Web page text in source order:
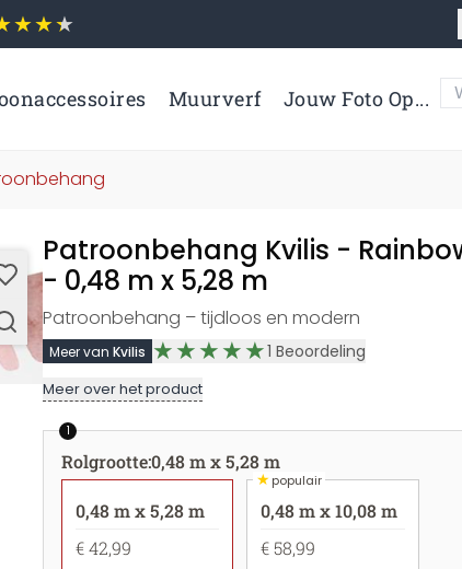
Muurverf Jouw Foto Op...
Patroonbehang Kvilis -
- 0,48 m x 5,28 m
Patroonbehang – tijdloos en modern
Meer van Kvilis 1 Beoordeling
Meer over het product
1
Rolgrootte:0,48 m x 5,28 m
0,48 m x 5,28 m
€ 42,99
★populair
0,48 m x 10,08 m
€ 58,99